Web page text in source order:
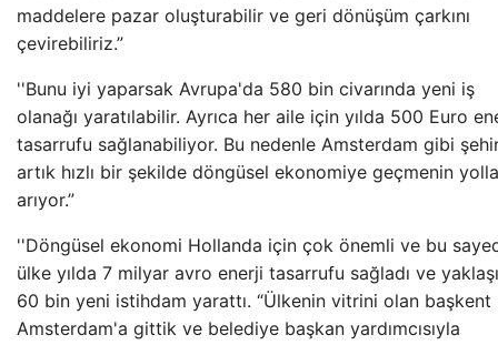
maddelere pazar oluşturabilir ve geri dönüşüm çarkını
çevirebiliriz.”
''Bunu iyi yaparsak Avrupa'da 580 bin civarında yeni iş
olanağı yaratılabilir. Ayrıca her aile için yılda 500 Euro
tasarrufu sağlanabiliyor. Bu nedenle Amsterdam gibi
artık hızlı bir şekilde döngüsel ekonomiye geçmenin
arıyor.”
''Döngüsel ekonomi Hollanda için çok önemli ve bu
ülke yılda 7 milyar avro enerji tasarrufu sağladı ve
60 bin yeni istihdam yarattı. “Ülkenin vitrini olan başkent
Amsterdam'a gittik ve belediye başkan yardımcısıyla